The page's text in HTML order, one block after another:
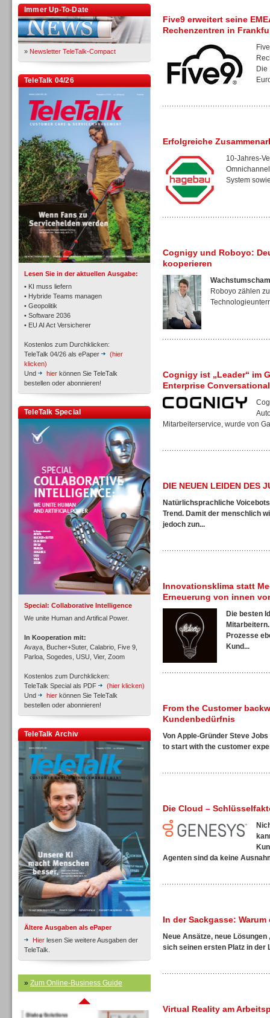
Immer Up-To-Date
» Newsletter TeleTalk-Compact
TeleTalk 04/26
Lesen Sie in der aktuellen Ausgabe:
• KI muss liefern
• Hybride Teams managen
• Geopolitik
• Software 2036
• EU AI Act Versicherer
Kostenlos zum Durchklicken:
TeleTalk 04/26 als ePaper
(hier
klicken)
Und
hier können Sie TeleTalk
bestellen oder abonnieren!
TeleTalk Special
Special: Collaborative Intelligence
We unite Human and Artifical Power.
In Kooperation mit:
Avaya, Bucher+Suter, Calabrio, Five 9,
Parloa, Sogedes, USU, Vier, Zoom
Kostenlos zum Durchklicken:
TeleTalk Special als PDF
(hier klicken)
Und
hier können Sie TeleTalk
bestellen oder abonnieren!
TeleTalk Archiv
Ältere Ausgaben als ePaper
Hier lesen Sie weitere Ausgaben der
TeleTalk.
» Zum Online-Business Guide
TK- und ACD-Systeme
Workforce-Management
Personal
Personal
Inbound
Inbound
Inbound
Inbound
Five9 erweitert seine
Rechenzentren in
Die
Erfolgreiche
10-Jahres-
System
Cognigy und Roboyo:
kooperieren
Roboyo zählen
Cognigy ist „Leader“ im
Enterprise
Mitarbeiterservice, wurde von
DIE NEUEN LEIDEN DES
Natürlichsprachliche
Trend. Damit der menschlich
jedoch zun...
Innovationsklima statt
Erneuerung von innen
Die besten
Prozesse
Kund...
From the Customer
Kundenbedürfnis
Von Apple-Gründer Steve
to start with the customer
Die Cloud –
Agenten sind da keine
In der Sackgasse:
Neue Ansätze, neue Lösungen
sich seinen ersten Platz in der
Virtual Reality am